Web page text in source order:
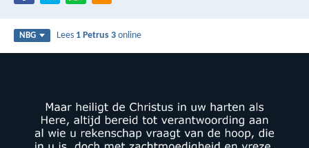
NBG Lees 1 Petrus 3 online